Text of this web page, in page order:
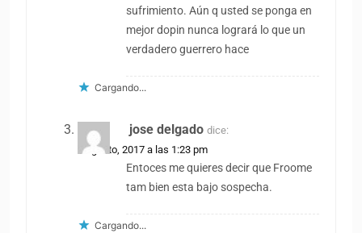
sufrimiento. Aún q usted se ponga en
mejor dopin nunca logrará lo que un
verdadero guerrero hace
Cargando...
jose delgado dice:
9 agosto, 2017 a las 1:23 pm
Entoces me quieres decir que Froome
tam bien esta bajo sospecha.
Cargando...